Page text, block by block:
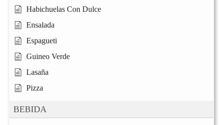
Habichuelas Con Dulce
Ensalada
Espagueti
Guineo Verde
Lasaña
Pizza
BEBIDA